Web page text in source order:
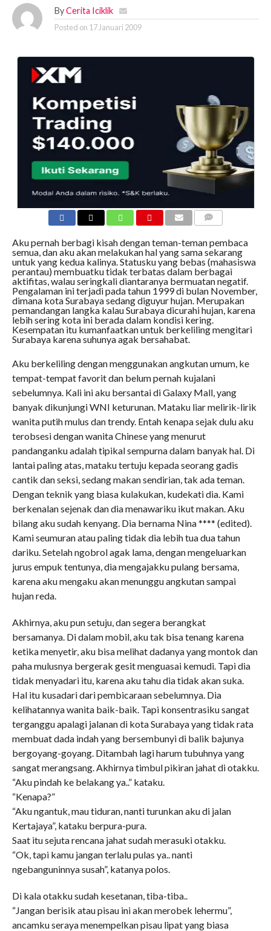
By Cerita Iciklik
Posted on 17 Januari 2009
Aku pernah berbagi kisah dengan teman-teman pembaca
semua, dan aku akan melakukan hal yang sama sekarang
untuk yang kedua kalinya. Statusku yang bebas (mahasiswa
perantau) membuatku tidak terbatas dalam berbagai
aktifitas, walau seringkali diantaranya bermuatan negatif.
Pengalaman ini terjadi pada tahun 1999 di bulan November,
dimana kota Surabaya sedang diguyur hujan. Merupakan
pemandangan langka kalau Surabaya dicurahi hujan, karena
lebih sering kota ini berada dalam kondisi kering.
Kesempatan itu kumanfaatkan untuk berkeliling mengitari
Surabaya karena suhunya agak bersahabat.
Aku berkeliling dengan menggunakan angkutan umum, ke
tempat-tempat favorit dan belum pernah kujalani
sebelumnya. Kali ini aku bersantai di Galaxy Mall, yang
banyak dikunjungi WNI keturunan. Mataku liar melirik-lirik
wanita putih mulus dan trendy. Entah kenapa sejak dulu aku
terobsesi dengan wanita Chinese yang menurut
pandanganku adalah tipikal sempurna dalam banyak hal. Di
lantai paling atas, mataku tertuju kepada seorang gadis
cantik dan seksi, sedang makan sendirian, tak ada teman.
Dengan teknik yang biasa kulakukan, kudekati dia. Kami
berkenalan sejenak dan dia menawariku ikut makan. Aku
bilang aku sudah kenyang. Dia bernama Nina **** (edited).
Kami seumuran atau paling tidak dia lebih tua dua tahun
dariku. Setelah ngobrol agak lama, dengan mengeluarkan
jurus empuk tentunya, dia mengajakku pulang bersama,
karena aku mengaku akan menunggu angkutan sampai
hujan reda.
Akhirnya, aku pun setuju, dan segera berangkat
bersamanya. Di dalam mobil, aku tak bisa tenang karena
ketika menyetir, aku bisa melihat dadanya yang montok dan
paha mulusnya bergerak gesit menguasai kemudi. Tapi dia
tidak menyadari itu, karena aku tahu dia tidak akan suka.
Hal itu kusadari dari pembicaraan sebelumnya. Dia
kelihatannya wanita baik-baik. Tapi konsentrasiku sangat
terganggu apalagi jalanan di kota Surabaya yang tidak rata
membuat dada indah yang bersembunyi di balik bajunya
bergoyang-goyang. Ditambah lagi harum tubuhnya yang
sangat merangsang. Akhirnya timbul pikiran jahat di otakku.
“Aku pindah ke belakang ya..” kataku.
“Kenapa?”
“Aku ngantuk, mau tiduran, nanti turunkan aku di jalan
Kertajaya”, kataku berpura-pura.
Saat itu sejuta rencana jahat sudah merasuki otakku.
“Ok, tapi kamu jangan terlalu pulas ya.. nanti
ngebanguninnya susah”, katanya polos.
Di kala otakku sudah kesetanan, tiba-tiba..
“Jangan berisik atau pisau ini akan merobek lehermu”,
ancamku seraya menempelkan pisau lipat yang biasa